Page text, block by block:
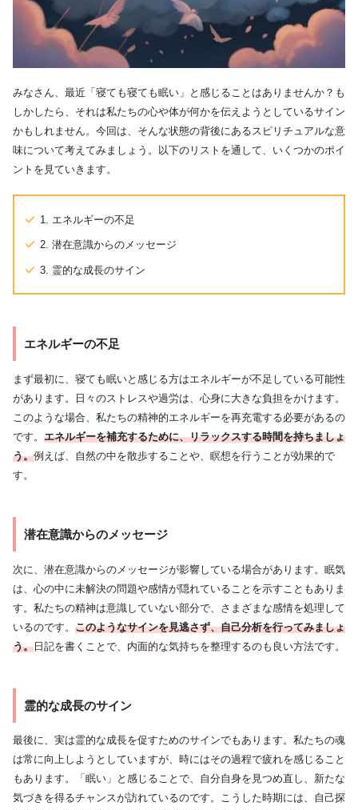
みなさん、最近「寝ても寝ても眠い」と感じることはありませんか？も
しかしたら、それは私たちの心や体が何かを伝えようとしているサイン
かもしれません。今回は、そんな状態の背後にあるスピリチュアルな意
味について考えてみましょう。以下のリストを通して、いくつかのポイ
ントを見ていきます。
1. エネルギーの不足
2. 潜在意識からのメッセージ
3. 霊的な成長のサイン
エネルギーの不足
まず最初に、寝ても眠いと感じる方はエネルギーが不足している可能性
があります。日々のストレスや過労は、心身に大きな負担をかけます。
このような場合、私たちの精神的エネルギーを再充電する必要があるの
です。 エネルギーを補充するために、リラックスする時間を持ちましょ
う。例えば、自然の中を散歩することや、瞑想を行うことが効果的で
す。
潜在意識からのメッセージ
次に、潜在意識からのメッセージが影響している場合があります。眠気
は、心の中に未解決の問題や感情が隠れていることを示すこともありま
す。私たちの精神は意識していない部分で、さまざまな感情を処理して
いるのです。 このようなサインを見逃さず、自己分析を行ってみましょ
う。日記を書くことで、内面的な気持ちを整理するのも良い方法です。
霊的な成長のサイン
最後に、実は霊的な成長を促すためのサインでもあります。私たちの魂
は常に向上しようとしていますが、時にはその過程で疲れを感じること
もあります。「眠い」と感じることで、自分自身を見つめ直し、新たな
気づきを得るチャンスが訪れているのです。こうした時期には、自己探